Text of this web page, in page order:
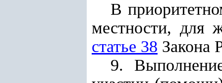
В
местности, для
статье 38 Закона
9.